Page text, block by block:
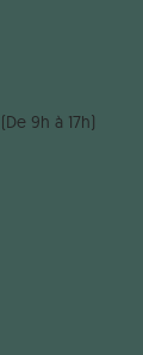
9h à 17h)